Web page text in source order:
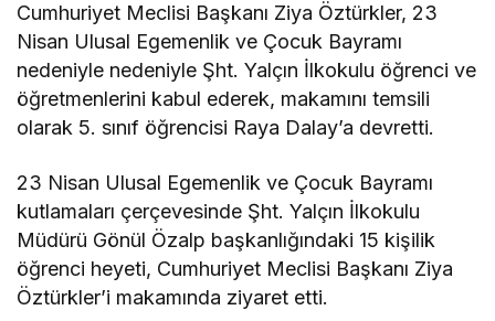
Cumhuriyet Meclisi Başkanı Ziya Öztürkler, 23
Nisan Ulusal Egemenlik ve Çocuk Bayramı
nedeniyle nedeniyle Şht. Yalçın İlkokulu öğrenci ve
öğretmenlerini kabul ederek, makamını temsili
olarak 5. sınıf öğrencisi Raya Dalay’a devretti.
23 Nisan Ulusal Egemenlik ve Çocuk Bayramı
kutlamaları çerçevesinde Şht. Yalçın İlkokulu
Müdürü Gönül Özalp başkanlığındaki 15 kişilik
öğrenci heyeti, Cumhuriyet Meclisi Başkanı Ziya
Öztürkler’i makamında ziyaret etti.